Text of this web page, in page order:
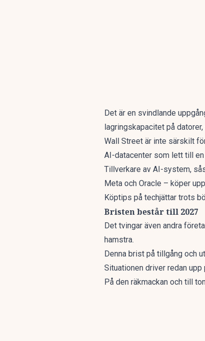
Det är en svindlande
lagringskapacitet på
Wall Street är inte särskilt
AI-datacenter som lett till
Tillverkare av AI-system,
Meta och Oracle – köper
Köptips på techjättar trots
Bristen består till 2027
Det tvingar även andra
hamstra.
Denna brist på tillgång och
Situationen driver redan
På den räkmackan och till